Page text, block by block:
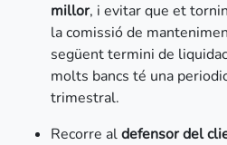
millor, i evitar que et
la comissió de
següent termini de
molts bancs té una
trimestral.
Recorre aldefensor del